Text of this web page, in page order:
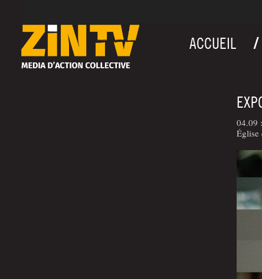
ACCUEIL
04.09
Église